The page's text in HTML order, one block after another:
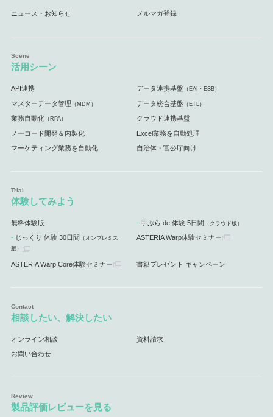
ニュース・お知らせ メルマガ登録
活用シーン
API連携 データ連携基盤 （EAI・ESB）
マスターデータ管理 （MDM） データ統合基盤 （ETL）
業務自動化（RPA） クラウド連携基盤
ノーコード開発＆内製化 Excel業務を自動処理
マーケティング業務を自動化 自治体・官公庁向け
体験してみよう
無料体験版 手ぶら de 体験 5日間 （クラウド版）
じっくり 体験 30日間 （オンプレミス
版）
ASTERIA Warp体験セミナー
ASTERIA Warp Core体験セミナー 書籍プレゼント キャンペーン
相談したい、解決したい
オンライン相談 資料請求
お問い合わせ
製品評価レビューを見る